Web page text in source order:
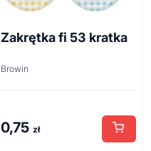
Zakrętka fi 53 kratka
Browin
0,75 zł